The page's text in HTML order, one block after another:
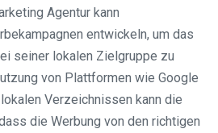
Agentur kann
entwickeln, um das
seiner lokalen Zielgruppe zu
von Plattformen wie Google
Verzeichnissen kann die
die Werbung von den richtigen